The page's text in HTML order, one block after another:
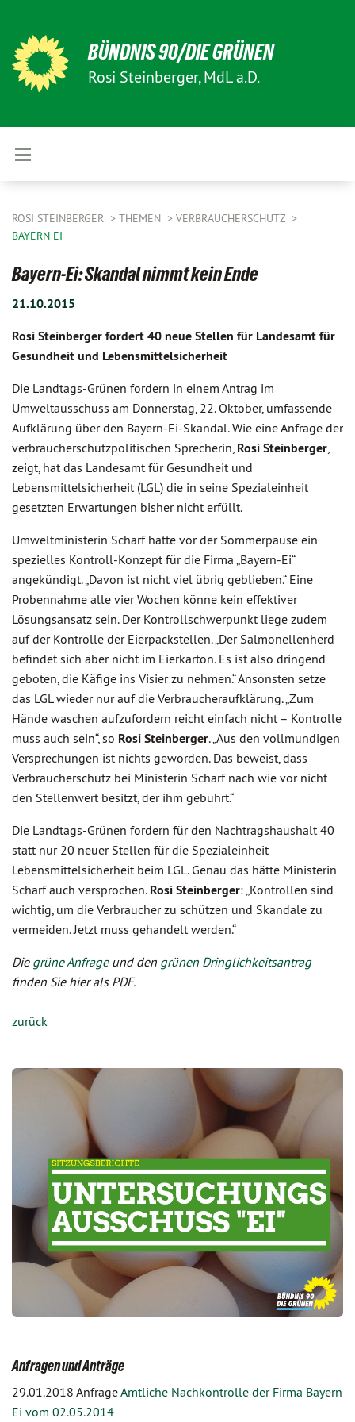
BÜNDNIS 90/DIE GRÜNEN
Rosi Steinberger, MdL a.D.
ROSI STEINBERGER THEMEN
VERBRAUCHERSCHUTZ
BAYERN EI
Bayern-Ei: Skandal nimmt kein Ende
21.10.2015
Rosi Steinberger fordert 40 neue Stellen für Landesamt für
Gesundheit und Lebensmittelsicherheit
Die Landtags-Grünen fordern in einem Antrag im
Umweltausschuss am Donnerstag, 22. Oktober, umfassende
Aufklärung über den Bayern-Ei-Skandal. Wie eine Anfrage der
verbraucherschutzpolitischen Sprecherin, Rosi Steinberger,
zeigt, hat das Landesamt für Gesundheit und
Lebensmittelsicherheit (LGL) die in seine Spezialeinheit
gesetzten Erwartungen bisher nicht erfüllt.
Umweltministerin Scharf hatte vor der Sommerpause ein
spezielles Kontroll-Konzept für die Firma „Bayern-Ei“
angekündigt. „Davon ist nicht viel übrig geblieben.“ Eine
Probennahme alle vier Wochen könne kein effektiver
Lösungsansatz sein. Der Kontrollschwerpunkt liege zudem
auf der Kontrolle der Eierpackstellen. „Der Salmonellenherd
befindet sich aber nicht im Eierkarton. Es ist also dringend
geboten, die Käfige ins Visier zu nehmen.“ Ansonsten setze
das LGL wieder nur auf die Verbraucheraufklärung. „Zum
Hände waschen aufzufordern reicht einfach nicht – Kontrolle
muss auch sein“, so Rosi Steinberger. „Aus den vollmundigen
Versprechungen ist nichts geworden. Das beweist, dass
Verbraucherschutz bei Ministerin Scharf nach wie vor nicht
den Stellenwert besitzt, der ihm gebührt.“
Die Landtags-Grünen fordern für den Nachtragshaushalt 40
statt nur 20 neuer Stellen für die Spezialeinheit
Lebensmittelsicherheit beim LGL. Genau das hätte Ministerin
Scharf auch versprochen. Rosi Steinberger: „Kontrollen sind
wichtig, um die Verbraucher zu schützen und Skandale zu
vermeiden. Jetzt muss gehandelt werden.“
Die grüne Anfrageund den grünen Dringlichkeitsantrag
finden Sie hier als PDF.
zurück
Anfragen und Anträge
29.01.2018 AnfrageAmtliche Nachkontrolle der Firma Bayern
Ei vom 02.05.2014